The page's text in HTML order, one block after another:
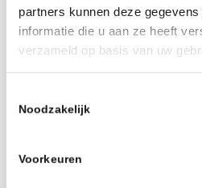
partners kunnen deze
informatie die u aan ze heeft
verzameld op basis van uw
Noodzakelijk
Voorkeuren
22 april 2024